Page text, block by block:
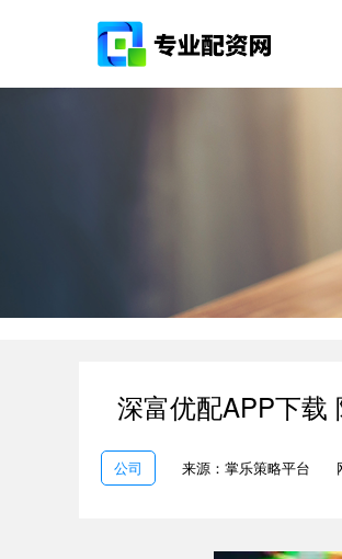
深富优配APP下载
公司 来源：掌乐策略平台